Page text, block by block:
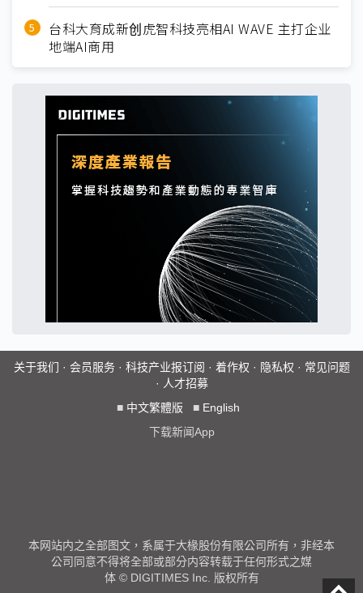
台科大育成新创虎智科技亮相AI WAVE 主打企业
地端AI商用
关于我们 · 会员服务· 科技产业报订阅 · 着作权 · 隐私权 · 常见问题
· 人才招募
■ 中文繁體版 ■ English
下载新闻App
本网站内之全部图文，系属于大椽股份有限公司所有，非经本
公司同意不得将全部或部分内容转载于任何形式之媒
体 © DIGITIMES Inc. 版权所有